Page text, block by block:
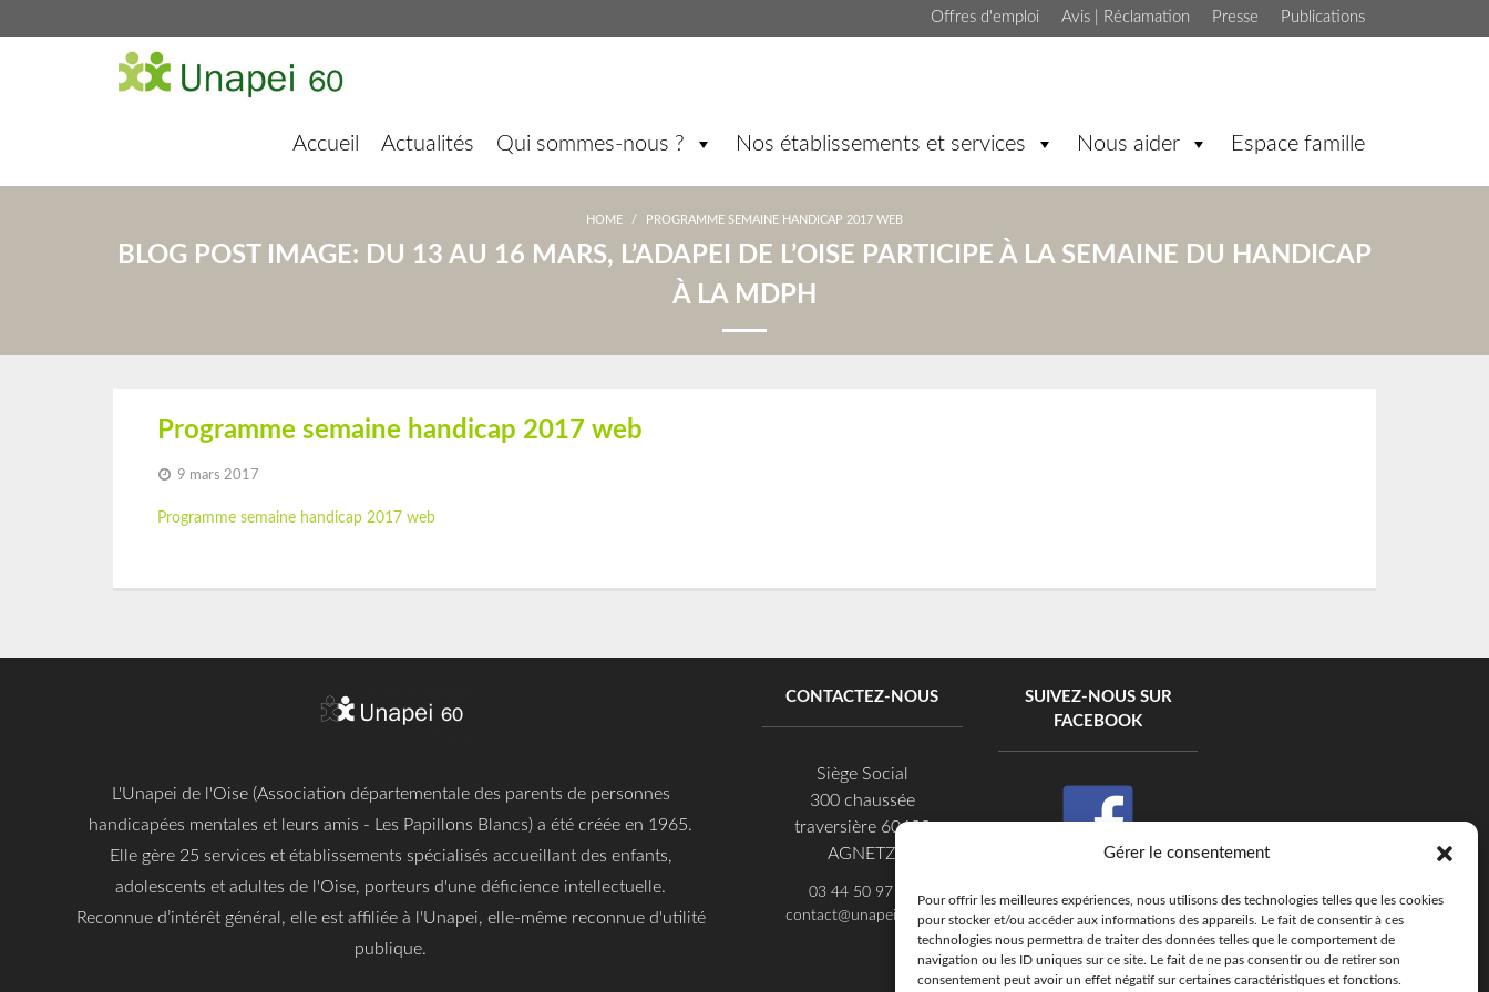
Gérer le consentement
Pour offrir les meilleures expériences, nous utilisons des technologies telles que les cookies
pour stocker et/ou accéder aux informations des appareils. Le fait de consentir à ces
technologies nous permettra de traiter des données telles que le comportement de
navigation ou les ID uniques sur ce site. Le fait de ne pas consentir ou de retirer son
consentement peut avoir un effet négatif sur certaines caractéristiques et fonctions.
Publications
Presse
Offres d'emploi Avis | Réclamation
Accueil Actualités Qui sommes-nous ? Nos établissements et services Nous aider Espace famille
HOME / PROGRAMME SEMAINE HANDICAP 2017 WEB
BLOG POST IMAGE: DU 13 AU 16 MARS, L’ADAPEI DE L’OISE PARTICIPE À LA SEMAINE DU HANDICAP
À LA MDPH
Programme semaine handicap 2017 web
9 mars 2017
Programme semaine handicap 2017 web
L'Unapei de l'Oise (Association départementale des parents de personnes
handicapées mentales et leurs amis - Les Papillons Blancs) a été créée en 1965.
Elle gère 25 services et établissements spécialisés accueillant des enfants,
adolescents et adultes de l'Oise, porteurs d'une déficience intellectuelle.
Reconnue d’intérêt général, elle est affiliée à l'Unapei, elle-même reconnue d'utilité
publique.
CONTACTEZ-NOUS
Siège Social
300 chaussée
traversière 60600
AGNETZ
03 44 50 97 97
contact@unapei60.org
SUIVEZ-NOUS SUR
FACEBOOK